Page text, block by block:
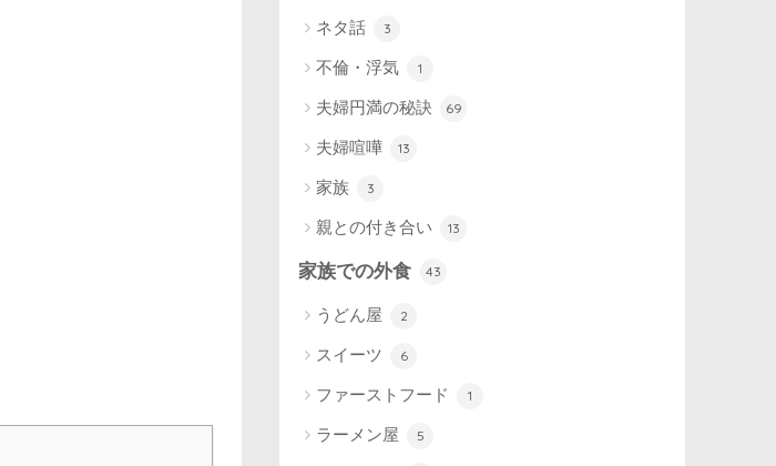
ネタ話 3
不倫・浮気 1
夫婦円満の秘訣 69
夫婦喧嘩 13
家族 3
親との付き合い 13
家族での外食 43
うどん屋 2
スイーツ 6
ファーストフード 1
ラーメン屋 5